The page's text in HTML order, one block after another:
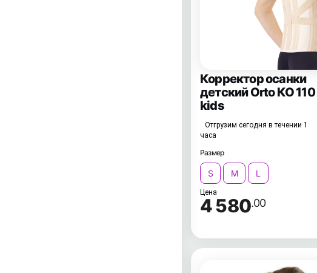
Корректор осанки
детский Orto КО 110
kids
Отгрузим сегодня в течении 1
часа
Размер
S M L
Цена
4 580.00